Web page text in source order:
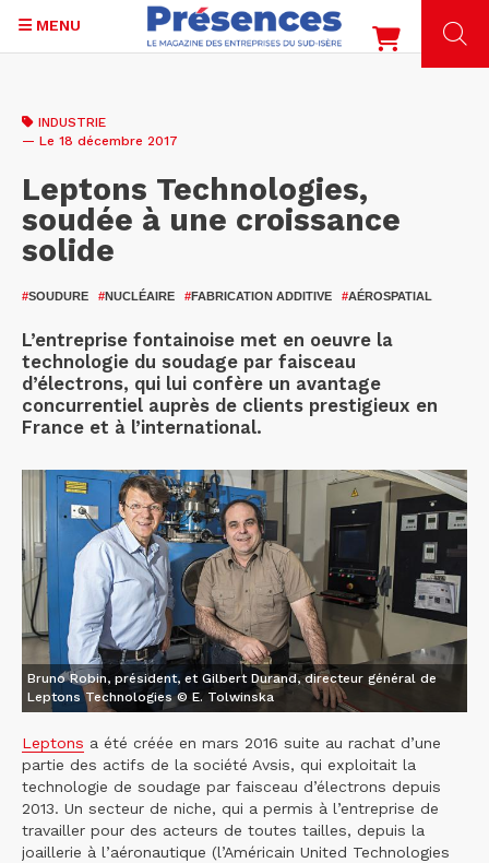
contenu
MENU
INDUSTRIE
— Le 18 décembre 2017
Leptons Technologies,
soudée à une croissance
solide
#SOUDURE #NUCLÉAIRE #FABRICATION ADDITIVE #AÉROSPATIAL
L’entreprise fontainoise met en oeuvre la
technologie du soudage par faisceau
d’électrons, qui lui confère un avantage
concurrentiel auprès de clients prestigieux en
France et à l’international.
Bruno Robin, président, et Gilbert Durand, directeur général de
Leptons Technologies © E. Tolwinska
Leptons a été créée en mars 2016 suite au rachat d’une
partie des actifs de la société Avsis, qui exploitait la
technologie de soudage par faisceau d’électrons depuis
2013. Un secteur de niche, qui a permis à l’entreprise de
travailler pour des acteurs de toutes tailles, depuis la
joaillerie à l’aéronautique (l’Américain United Technologies